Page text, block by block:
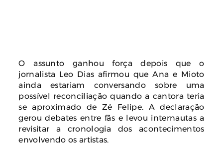
O assunto ganhou força depois que o
jornalista Leo Dias afirmou que Ana e Mioto
ainda estariam conversando sobre uma
possível reconciliação quando a cantora teria
se aproximado de Zé Felipe. A declaração
gerou debates entre fãs e levou internautas a
revisitar a cronologia dos acontecimentos
envolvendo os artistas.